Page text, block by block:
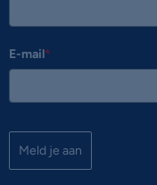
E-mail*
Meld je aan